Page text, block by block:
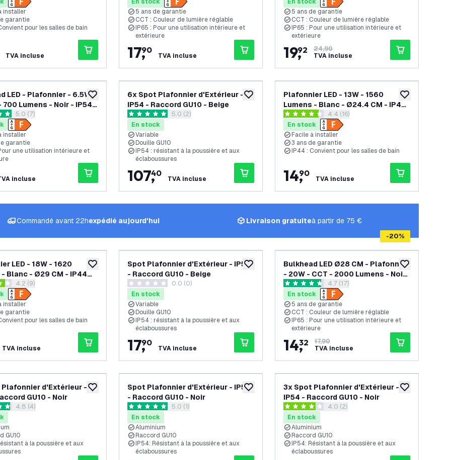
installer
garantie
pour les salles de bain
TVA incluse
5 ans de garantie
CCT : Couleur de lumière réglable
IP65 : Pour une utilisation intérieure et
extérieure
17,
90
TVA incluse
5 ans de garantie
CCT : Couleur de lumière réglable
IP65 : Pour une utilisation intérieure et
extérieure
19,
92
24,90
TVA incluse
ajouter à la liste de souhaits
LED - Plafonnier - 6.5W -
700 Lumens - Noir - IP54
- 5 ans de garantie
ouvrir le tiroir des avis
notation
5.0 (7)
installer
garantie
une utilisation intérieure et
incluse
ajouter à la liste de souhaits
6x Spot Plafonnier d'Extérieur -
IP54 - Raccord GU10 - Beige
ouvrir le tiroir des avis
5 étoiles de notation
5.0 (2)
En stock
Variable
Douille GU10
IP54 : résistant à la poussière et aux
éclaboussures
107,
40
TVA incluse
ajouter à la
Plafonnier LED - 13W - 1560
Lumens - Blanc - Ø24.4 CM - IP44
Etanche - 2700K - Plafonnier de
Salle de Bain
ouvrir le tiroir des avis
4.4 étoiles de notation
4.4 (16)
En stock
Facile à installer
3 ans de garantie
IP44 : Convient pour les salles de bain
14,
90
TVA incluse
ajouter à la liste de souhaits
LED - 18W - 1620
- Blanc - Ø29 CM - IP44
- 2700K - Plafonnier de
ouvrir le tiroir des avis
de notation
4.2 (9)
installer
garantie
pour les salles de bain
TVA incluse
ajouter à la liste de souhaits
Spot Plafonnier d'Extérieur - IP54
- Raccord GU10 - Beige
0 étoiles de notation
0.0 (0)
En stock
Variable
Douille GU10
IP54 : résistant à la poussière et aux
éclaboussures
17,
90
TVA incluse
ajouter à la
-20%
Bulkhead LED Ø28 CM - Plafonnier
- 20W - CCT - 2000 Lumens - Noir
- IP65 Etanche - 5 ans de garantie
ouvrir le tiroir des avis
4.7 étoiles de notation
4.7 (17)
En stock
5 ans de garantie
CCT : Couleur de lumière réglable
IP65 : Pour une utilisation intérieure et
extérieure
14,
32
17,90
TVA incluse
ajouter à la liste de souhaits
Plafonnier d'Extérieur -
GU10 - Noir
ouvrir le tiroir des avis
de notation
4.8 (4)
GU10
à la poussière et aux
ajouter à la liste de souhaits
Spot Plafonnier d'Extérieur - IP54
- Raccord GU10 - Noir
ouvrir le tiroir des avis
5 étoiles de notation
5.0 (1)
En stock
Aluminium
Raccord GU10
IP54: Résistant à la poussière et aux
éclaboussures
ajouter à la
3x Spot Plafonnier d'Extérieur -
IP54 - Raccord GU10 - Noir
ouvrir le tiroir des avis
4 étoiles de notation
4.0 (2)
En stock
Aluminium
Raccord GU10
IP54: Résistant à la poussière et aux
éclaboussures
Commandé avant 22hexpédié aujourd'hui Livraison gratuiteà partir de 75 €